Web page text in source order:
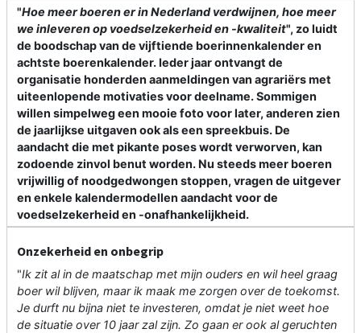
"Hoe meer boeren er in Nederland verdwijnen, hoe meer
we inleveren op voedselzekerheid en -kwaliteit", zo luidt
de boodschap van de vijftiende boerinnenkalender en
achtste boerenkalender. Ieder jaar ontvangt de
organisatie honderden aanmeldingen van agrariërs met
uiteenlopende motivaties voor deelname. Sommigen
willen simpelweg een mooie foto voor later, anderen zien
de jaarlijkse uitgaven ook als een spreekbuis. De
aandacht die met pikante poses wordt verworven, kan
zodoende zinvol benut worden. Nu steeds meer boeren
vrijwillig of noodgedwongen stoppen, vragen de uitgever
en enkele kalendermodellen aandacht voor de
voedselzekerheid en -onafhankelijkheid.
Onzekerheid en onbegrip
"Ik zit al in de maatschap met mijn ouders en wil heel graag
boer wil blijven, maar ik maak me zorgen over de toekomst.
Je durft nu bijna niet te investeren, omdat je niet weet hoe
de situatie over 10 jaar zal zijn. Zo gaan er ook al geruchten